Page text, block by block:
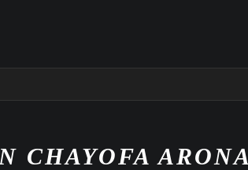
CHAYOFA ARONA